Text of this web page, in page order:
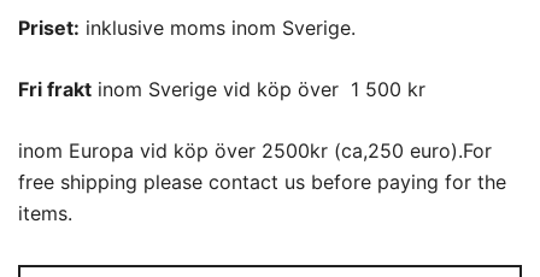
Priset: inklusive moms inom Sverige.
Fri frakt inom Sverige vid köp över 1 500 kr
inom Europa vid köp över 2500kr (ca,250 euro).For
free shipping please contact us before paying for the
items.